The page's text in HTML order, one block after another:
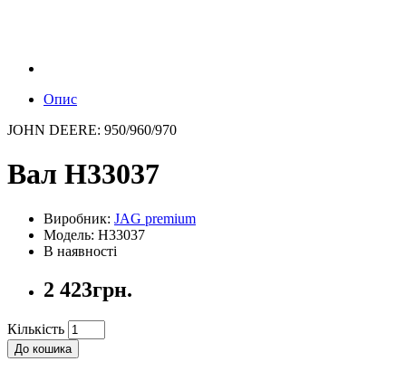
Опис
JOHN DEERE: 950/960/970
Вал H33037
Виробник: JAG premium
Модель: H33037
В наявності
2 423грн.
Кількість
До кошика